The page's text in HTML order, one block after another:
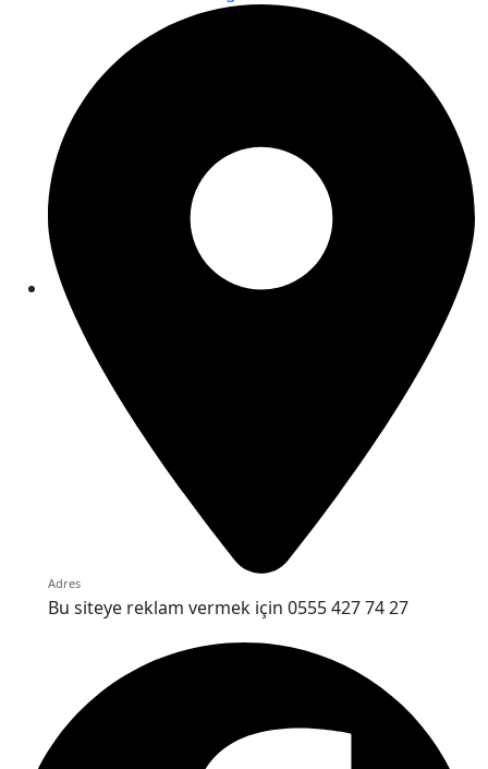
Adres
Bu siteye reklam vermek için 0555 427 74 27